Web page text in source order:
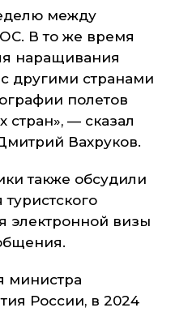
между
В то же время
наращивания
другими странами
полетов
— сказал
Вахруков.
также обсудили
электронной визы
министра
России, в 2024